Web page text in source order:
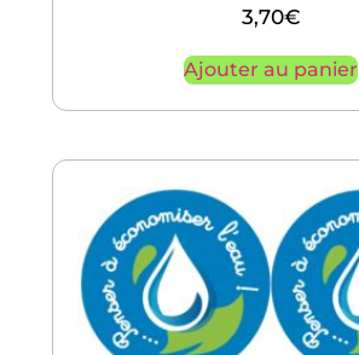
3,70€
Ajouter au panier